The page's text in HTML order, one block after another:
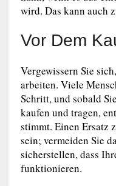
wird. Das kann auch
Vor Dem
Vergewissern Sie
arbeiten. Viele
Schritt, und sobald
kaufen und tragen,
stimmt. Einen Ersatz
sein; vermeiden Sie
sicherstellen, dass
funktionieren.